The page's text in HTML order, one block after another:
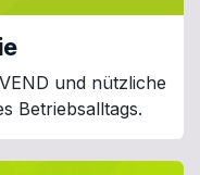
und nützliche
Betriebsalltags.